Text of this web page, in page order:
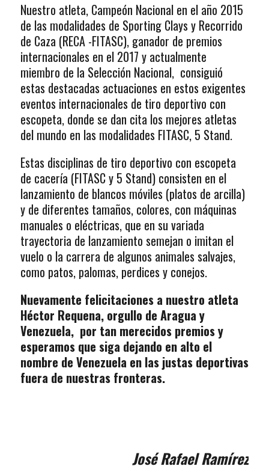
Nuestro atleta, Campeón Nacional en el año 2015
de las modalidades de Sporting Clays y Recorrido
de Caza (RECA -FITASC), ganador de premios
internacionales en el 2017 y actualmente
miembro de la Selección Nacional, consiguió
estas destacadas actuaciones en estos exigentes
eventos internacionales de tiro deportivo con
escopeta, donde se dan cita los mejores atletas
del mundo en las modalidades FITASC, 5 Stand.
Estas disciplinas de tiro deportivo con escopeta
de cacería (FITASC y 5 Stand) consisten en el
lanzamiento de blancos móviles (platos de arcilla)
y de diferentes tamaños, colores, con máquinas
manuales o eléctricas, que en su variada
trayectoria de lanzamiento semejan o imitan el
vuelo o la carrera de algunos animales salvajes,
como patos, palomas, perdices y conejos.
Nuevamente felicitaciones a nuestro atleta
Héctor Requena, orgullo de Aragua y
Venezuela, por tan merecidos premios y
esperamos que siga dejando en alto el
nombre de Venezuela en las justas deportivas
fuera de nuestras fronteras.
José Rafael Ramírez